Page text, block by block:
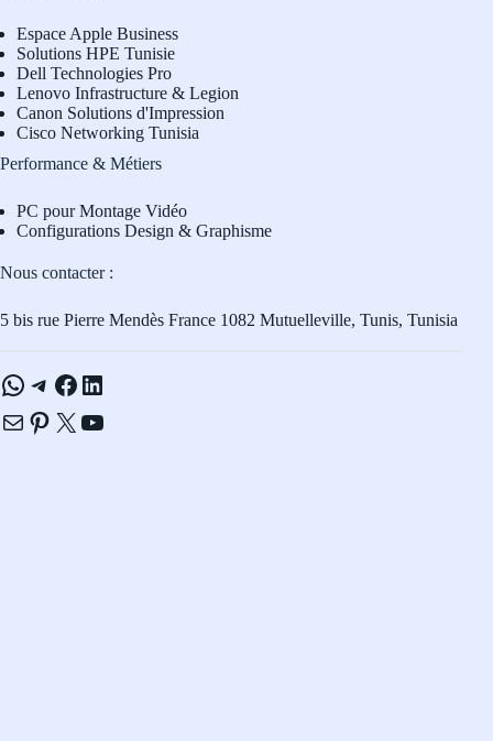
Espace Apple Business
Solutions HPE Tunisie
Dell Technologies Pro
Lenovo Infrastructure & Legion
Canon Solutions d'Impression
Cisco Networking Tunisia
Performance & Métiers
PC pour Montage Vidéo
Configurations Design & Graphisme
Nous contacter :
5 bis rue Pierre Mendès France 1082 Mutuelleville, Tunis, Tunisia
WhatsApp
Telegram
Facebook
LinkedIn
E-mailPinterest
X YouTube